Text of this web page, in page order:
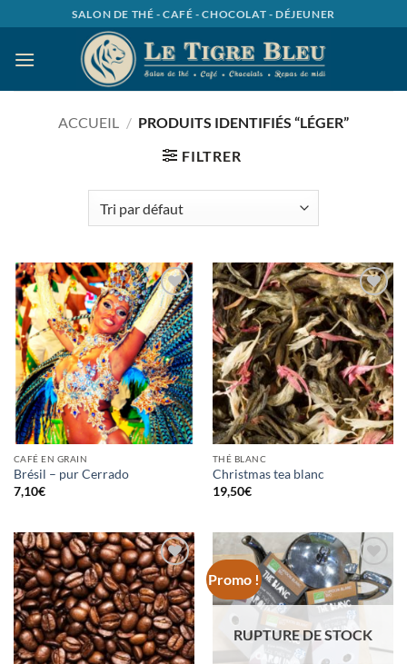
au
contenu
SALON DE THÉ - CAFÉ - CHOCOLAT - DÉJEUNER
ACCUEIL / PRODUITS IDENTIFIÉS “LÉGER”
FILTRER
Ajouter
à la
wishlist
CAFÉ EN GRAIN
Brésil – pur Cerrado
7,10€
Ajouter
à la
wishlist
THÉ BLANC
Christmas tea blanc
19,50€
Ajouter
à la
wishlist
Promo !
Ajouter
à la
wishlist
RUPTURE DE STOCK